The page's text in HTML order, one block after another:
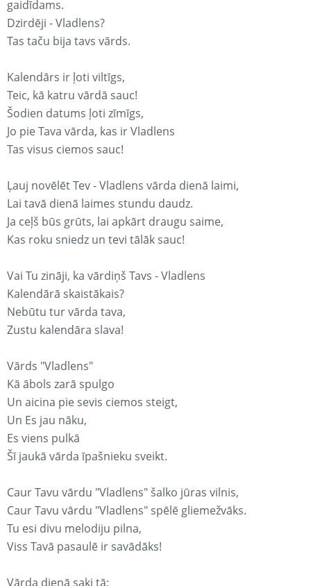
gaidīdams.
Dzirdēji - Vladlens?
Tas taču bija tavs vārds.
Kalendārs ir ļoti viltīgs,
Teic, kā katru vārdā sauc!
Šodien datums ļoti zīmīgs,
Jo pie Tava vārda, kas ir Vladlens
Tas visus ciemos sauc!
Ļauj novēlēt Tev - Vladlens vārda dienā laimi,
Lai tavā dienā laimes stundu daudz.
Ja ceļš būs grūts, lai apkārt draugu saime,
Kas roku sniedz un tevi tālāk sauc!
Vai Tu zināji, ka vārdiņš Tavs - Vladlens
Kalendārā skaistākais?
Nebūtu tur vārda tava,
Zustu kalendāra slava!
Vārds "Vladlens"
Kā ābols zarā spulgo
Un aicina pie sevis ciemos steigt,
Un Es jau nāku,
Es viens pulkā
Šī jaukā vārda īpašnieku sveikt.
Caur Tavu vārdu "Vladlens" šalko jūras vilnis,
Caur Tavu vārdu "Vladlens" spēlē gliemežvāks.
Tu esi divu melodiju pilna,
Viss Tavā pasaulē ir savādāks!
Vārda dienā saki tā: